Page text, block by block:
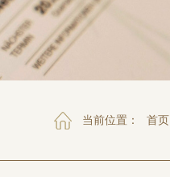
当前位置： 首页